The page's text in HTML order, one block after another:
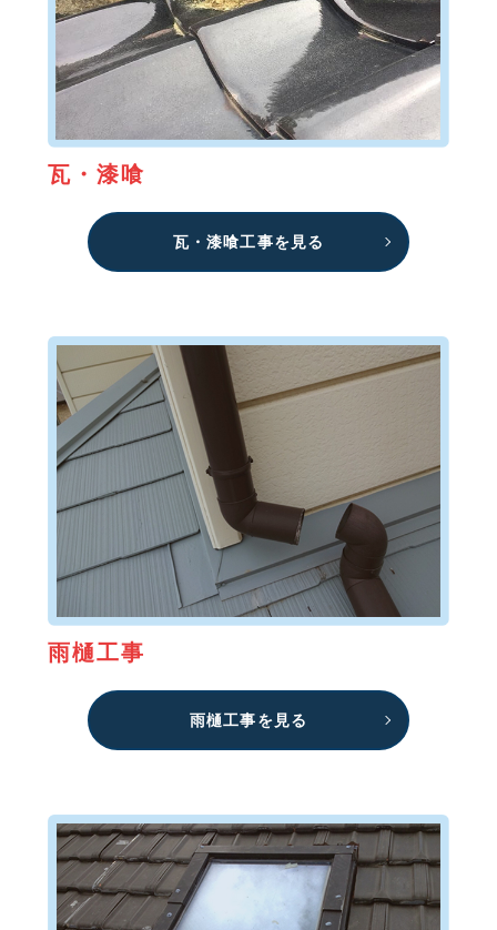
瓦・漆喰
瓦・漆喰工事を見る
雨樋工事
雨樋工事を見る